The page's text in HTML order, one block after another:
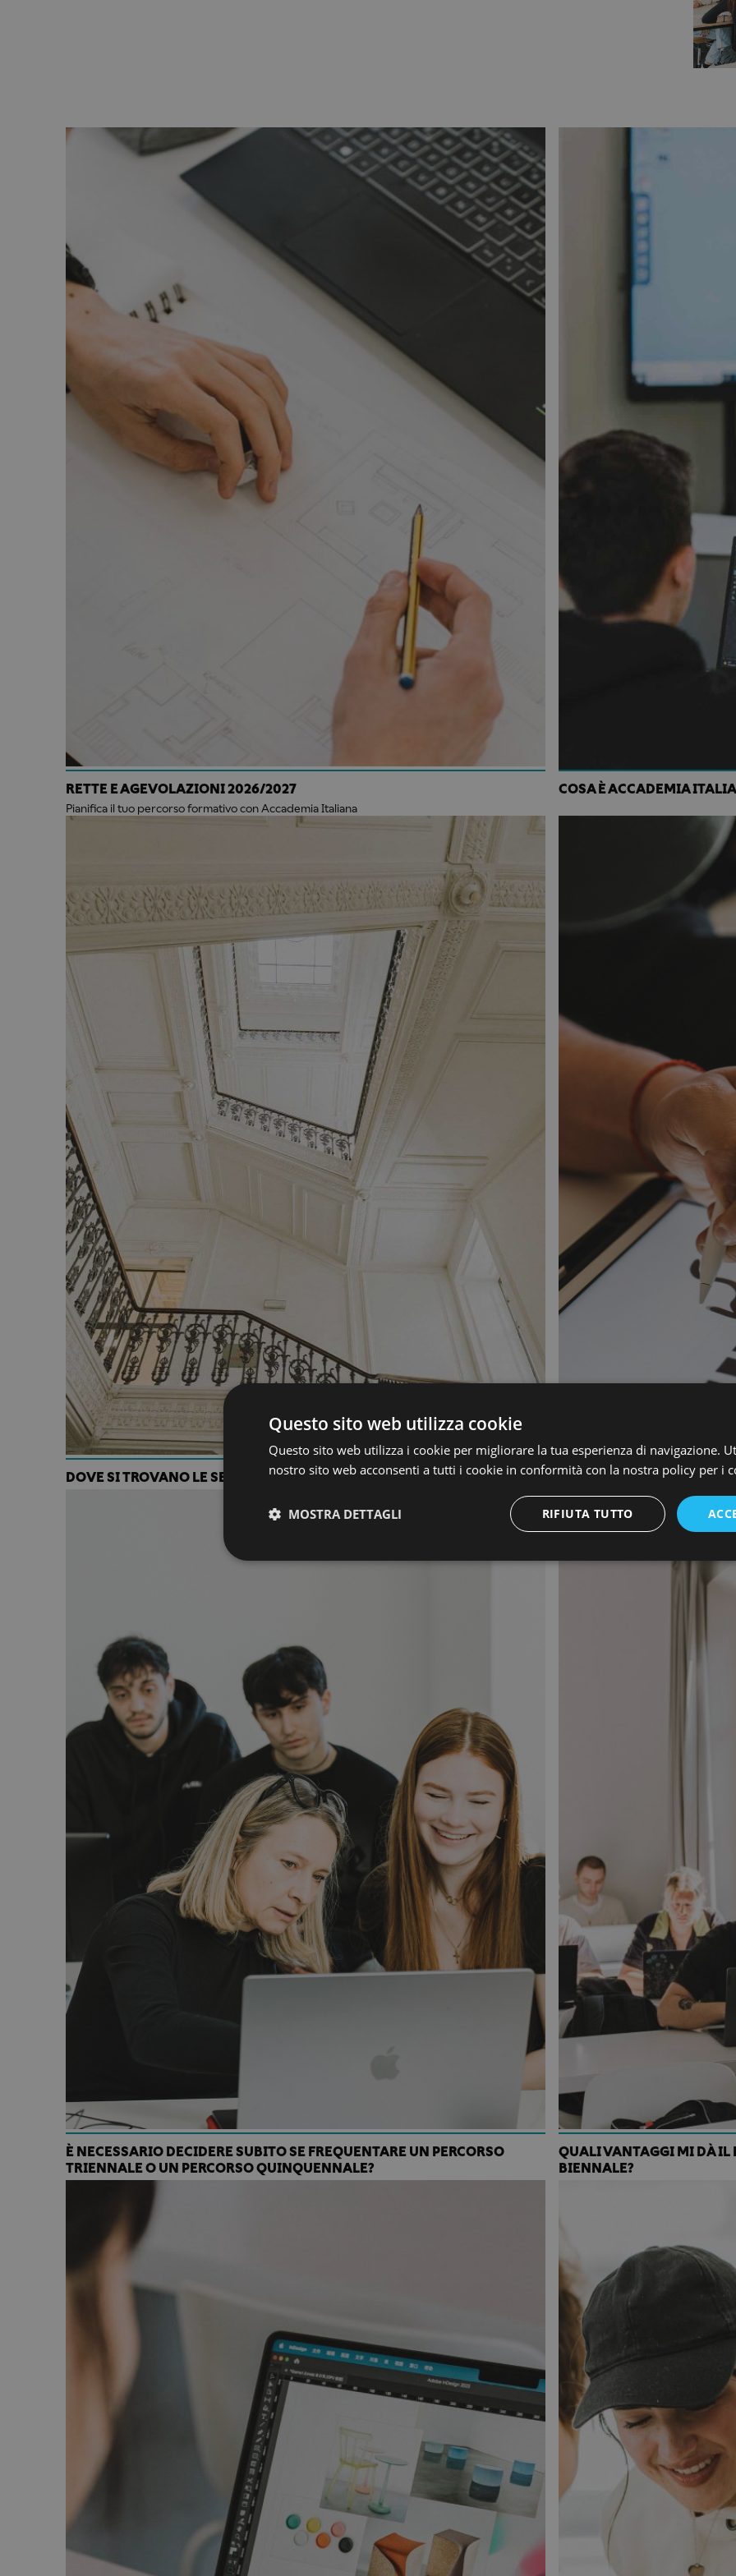
RETTE E AGEVOLAZIONI 2026/2027
Pianifica il tuo percorso formativo con Accademia Italiana
COSA È ACCADEMIA
DOVE SI TROVANO LE SEDI DI ACCADEMIA ITALIANA? CHE COSA SI STUDIA IN
È NECESSARIO DECIDERE SUBITO SE FREQUENTARE UN PERCORSO
TRIENNALE O UN PERCORSO QUINQUENNALE?
QUALI VANTAGGI MI DÀ IL
BIENNALE?
Questo sito web utilizza cookie
Questo sito web utilizza i cookie per migliorare la tua esperienza di navigazione.
nostro sito web acconsenti a tutti i cookie in conformità con la nostra policy per i
RIFIUTA TUTTO
MOSTRA DETTAGLI